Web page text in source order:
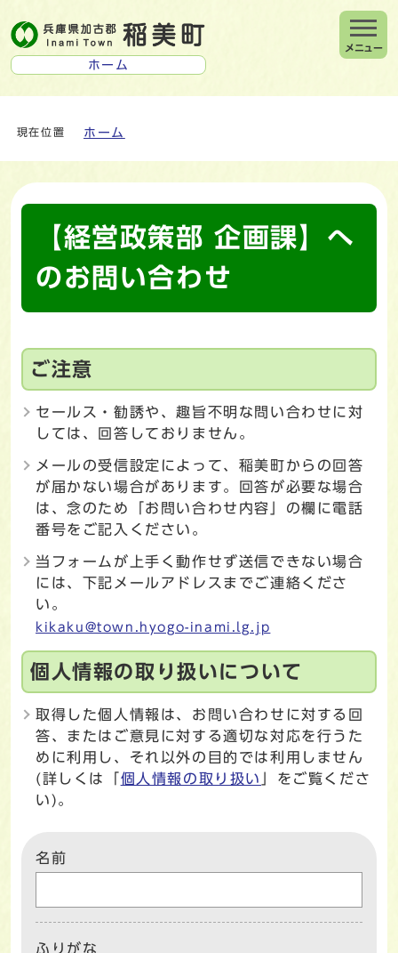
ホーム
メニュー
現在位置 ホーム
【経営政策部 企画課】へ
のお問い合わせ
ご注意
セールス・勧誘や、趣旨不明な問い合わせに対
しては、回答しておりません。
メールの受信設定によって、稲美町からの回答
が届かない場合があります。回答が必要な場合
は、念のため「お問い合わせ内容」の欄に電話
番号をご記入ください。
当フォームが上手く動作せず送信できない場合
には、下記メールアドレスまでご連絡くださ
い。
kikaku@town.hyogo-inami.lg.jp
個人情報の取り扱いについて
取得した個人情報は、お問い合わせに対する回
答、またはご意見に対する適切な対応を行うた
めに利用し、それ以外の目的では利用しません
(詳しくは「個人情報の取り扱い
」をご覧くださ
い)。
名前
ふりがな